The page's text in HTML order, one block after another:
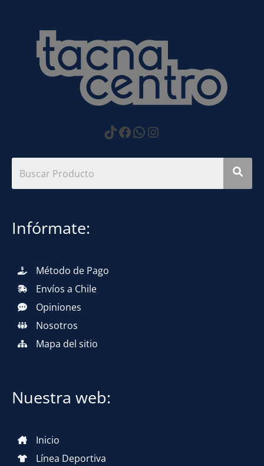
https://
Facebook
WhatsApp
Instagram
Infórmate:
Método de Pago
Envíos a Chile
Opiniones
Nosotros
Mapa del sitio
Nuestra web:
Inicio
Línea Deportiva